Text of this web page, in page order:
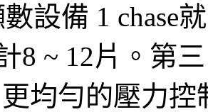
設備 1 chase
8 ~ 12片。第
均勻的壓力